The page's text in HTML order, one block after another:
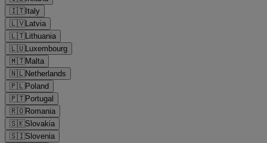
🇮🇹Italy
🇱🇻Latvia
🇱🇹Lithuania
🇱🇺Luxembourg
🇲🇹Malta
🇳🇱Netherlands
🇵🇱Poland
🇵🇹Portugal
🇷🇴Romania
🇸🇰Slovakia
🇸🇮Slovenia